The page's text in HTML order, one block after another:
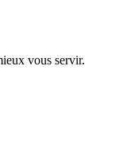
vous servir.